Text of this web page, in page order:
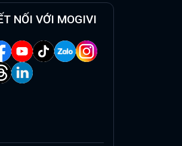
NỐI VỚI MOGIVI